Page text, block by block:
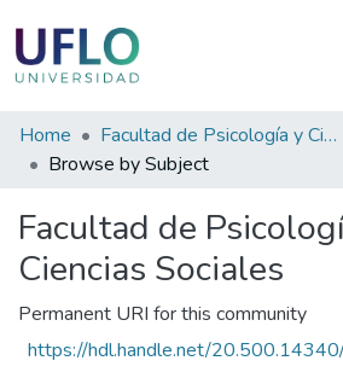
Communities
&
All of RIUFLO
Home
Facultad de Psicología y Ciencias Sociales
Browse by Subject
Facultad de
Ciencias Sociales
Permanent URI for this community
https://hdl.handle.net/